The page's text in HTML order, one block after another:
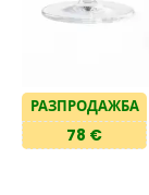
РАЗПРОДАЖБА
78 €